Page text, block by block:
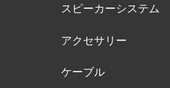
スピーカーシステム
アクセサリー
ケーブル